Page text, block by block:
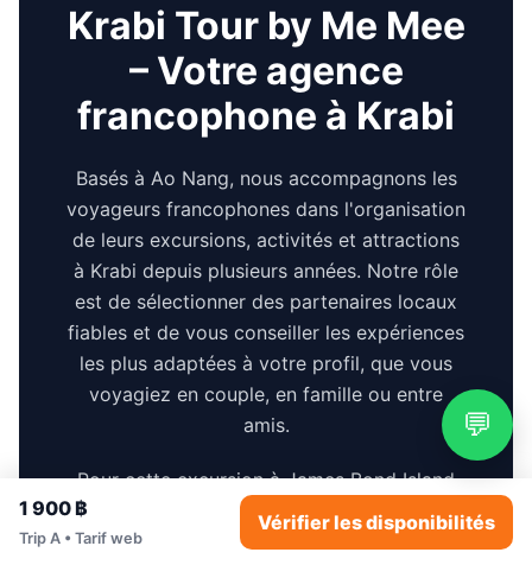
Krabi Tour by Me Mee
– Votre agence
francophone à Krabi
Basés à Ao Nang, nous accompagnons les
voyageurs francophones dans l'organisation
de leurs excursions, activités et attractions
à Krabi depuis plusieurs années. Notre rôle
est de sélectionner des partenaires locaux
fiables et de vous conseiller les expériences
les plus adaptées à votre profil, que vous
voyagiez en couple, en famille ou entre
amis.
Pour cette excursion à James Bond Island
et dans la baie de Phang Nga, nous
travaillons avec un partenaire local qui
1 900 ฿
Trip A • Tarif web
Vérifier les disponibilités
💬